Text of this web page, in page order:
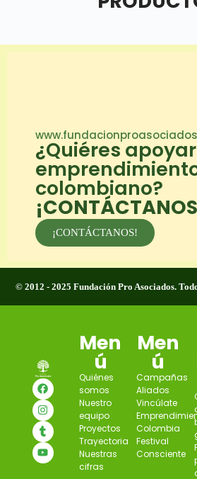
¿Quiéres
colombiano?
¡CONTÁCTANOS!
© 2012 - 2025 Fundación Pro Asociados.
Men
ú
Quiénes
somos
Nuestro
equipo
Proyectos
Trayectoria
Nuestras
cifras
Men
ú
Campañas
Aliados
Vincúlate
Colombia
Festival
Consciente